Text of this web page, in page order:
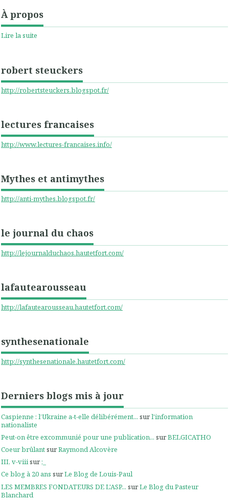
À propos
Lire la suite
robert steuckers
http://robertsteuckers.blogspot.fr/
lectures francaises
http://www.lectures-francaises.info/
Mythes et antimythes
http://anti-mythes.blogspot.fr/
le journal du chaos
http://lejournalduchaos.hautetfort.com/
lafautearousseau
http://lafautearousseau.hautetfort.com/
synthesenationale
http://synthesenationale.hautetfort.com/
Derniers blogs mis à jour
Caspienne : l’Ukraine a-t-elle délibérément... surl'information
nationaliste
Peut-on être excommunié pour une publication... surBELGICATHO
Coeur brûlantsurRaymond Alcovère
III, v-viiisur;_
Ce blog à 20 ans surLe Blog de Louis-Paul
LES MEMBRES FONDATEURS DE L'ASP... surLe Blog du Pasteur
Blanchard